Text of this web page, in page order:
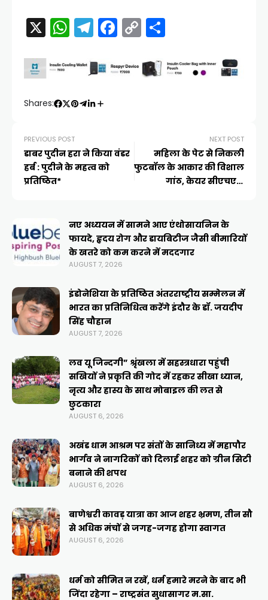
X W
h
a
A
p
T
el
e
a
F
a
c
o
k
C
o
p
y
ar
Shares:
PREVIOUS POST
डाबर पुदीन हरा ने किया वंडर
हर्ब : पुदीने के महत्व को
प्रतिष्ठित*
NEXT POST
महिला के पेट से निकली
फुटबॉल के आकार की विशाल
गांठ, केयर सीएचएल
नए अध्ययन में सामने आए एंथोसायनिन के
फायदे, हृदय रोग और डायबिटीज जैसी बीमारियों
के खतरे को कम करने में मददगार
AUGUST 7, 2026
इंडोनेशिया के प्रतिष्ठित अंतरराष्ट्रीय सम्मेलन में
भारत का प्रतिनिधित्व करेंगे इंदौर के डॉ. जयदीप
सिंह चौहान
AUGUST 7, 2026
लव यू जिन्दगी” श्रृंखला में सहस्त्रधारा पहुंची
सखियों ने प्रकृति की गोद में रहकर सीखा ध्यान,
नृत्य और हास्य के साथ मोबाइल की लत से
छुटकारा
AUGUST 6, 2026
अखंड धाम आश्रम पर संतों के सानिध्य में महापौर
भार्गव ने नागरिकों को दिलाई शहर को ग्रीन सिटी
बनाने की शपथ
AUGUST 6, 2026
बाणेश्वरी कावड़ यात्रा का आज शहर भ्रमण, तीन सौ
से अधिक मंचों से जगह-जगह होगा स्वागत
AUGUST 6, 2026
धर्म को सीमित न रखें, धर्म हमारे मरने के बाद भी
जिंदा रहेगा – राष्ट्रसंत सुधासागर म.सा.